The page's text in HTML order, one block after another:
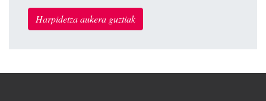
Harpidetza aukera guztiak